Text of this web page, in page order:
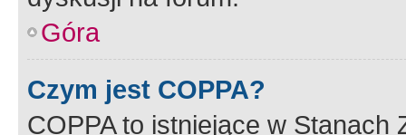
Góra
Czym jest COPPA?
COPPAto istniejące w Stanach